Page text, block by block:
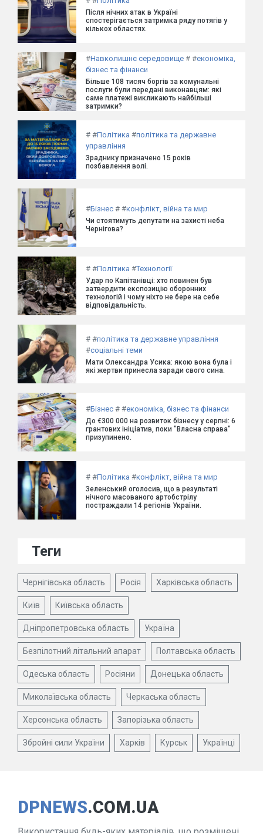
Після нічних атак в Україні
спостерігається затримка ряду потягів у
кількох областях.
#Навколишнє середовище # #економіка,
бізнес та фінанси
Більше 108 тисяч боргів за комунальні
послуги були передані виконавцям: які
саме платежі викликають найбільші
затримки?
# #Політика #політика та державне
управління
Зраднику призначено 15 років
позбавлення волі.
#Бізнес # #конфлікт, війна та мир
Чи стоятимуть депутати на захисті неба
Чернігова?
# #Політика #Технології
Удар по Капітанівці: хто повинен був
затвердити експозицію оборонних
технологій і чому ніхто не бере на себе
відповідальність.
# #політика та державне управління
#соціальні теми
Мати Олександра Усика: якою вона була і
які жертви принесла заради свого сина.
#Бізнес # #економіка, бізнес та фінанси
До €300 000 на розвиток бізнесу у серпні: 6
грантових ініціатив, поки "Власна справа"
призупинено.
# #Політика #конфлікт, війна та мир
Зеленський оголосив, що в результаті
нічного масованого артобстрілу
постраждали 14 регіонів України.
Теги
Чернігівська область Росія Харківська область
Київ Київська область
Дніпропетровська область Україна
Безпілотний літальний апарат Полтавська область
Одеська область Росіяни Донецька область
Миколаївська область Черкаська область
Херсонська область Запорізька область
Збройні сили України Харків Курськ Українці
DPNEWS.COM.UA